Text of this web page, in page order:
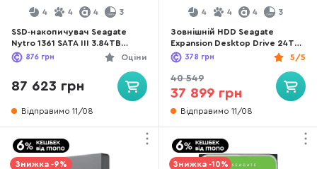
4 4 4 3
SSD-накопичувач Seagate
Nytro 1361 SATA III 3.84TB
(XA3840LE10006)
Оціни
876 грн
87 623 грн
Відправимо 11/08
4 4 4 3
Зовнішній HDD Seagate
Expansion Desktop Drive 24TB
(STKP24000400)
5/5
378 грн
40 549
37 899 грн
Відправимо 11/08
Знижка -9% Знижка -10%